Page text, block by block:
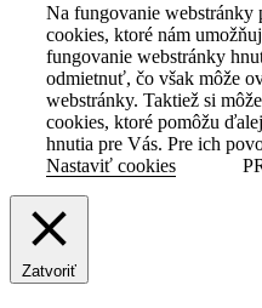
Na fungovanie webstránky
cookies, ktoré nám
fungovanie webstránky
odmietnuť, čo však môže
webstránky. Taktiež si
cookies, ktoré pomôžu
hnutia pre Vás. Pre ich
Nastaviť cookies
Zatvoriť